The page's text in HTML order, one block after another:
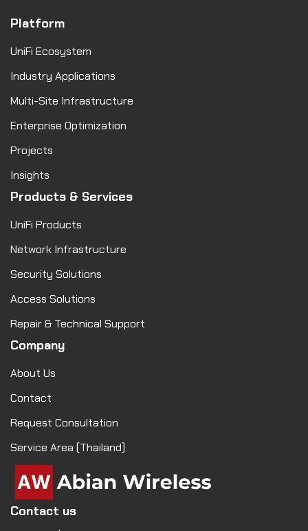
Platform
UniFi Ecosystem
Industry Applications
Multi-Site Infrastructure
Enterprise Optimization
Projects
Insights
Products & Services
UniFi Products
Network Infrastructure
Security Solutions
Access Solutions
Repair & Technical Support
Company
About Us
Contact
Request Consultation
Service Area (Thailand)
Contact us